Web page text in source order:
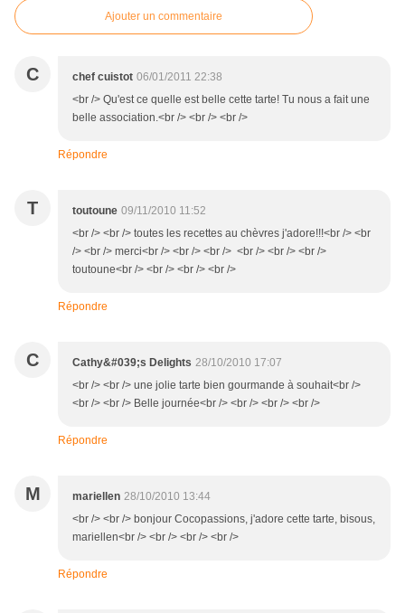
Ajouter un commentaire
C chef cuistot 06/01/2011 22:38
<br /> Qu'est ce quelle est belle cette tarte! Tu nous a fait une
belle association.<br /> <br /> <br />
Répondre
T toutoune 09/11/2010 11:52
<br /> <br /> toutes les recettes au chèvres j'adore!!!<br /> <br
/> <br /> merci<br /> <br /> <br /> <br /> <br /> <br />
toutoune<br /> <br /> <br /> <br />
Répondre
C Cathy&#039;s Delights 28/10/2010 17:07
<br /> <br /> une jolie tarte bien gourmande à souhait<br />
<br /> <br /> Belle journée<br /> <br /> <br /> <br />
Répondre
M mariellen 28/10/2010 13:44
<br /> <br /> bonjour Cocopassions, j'adore cette tarte, bisous,
mariellen<br /> <br /> <br /> <br />
Répondre